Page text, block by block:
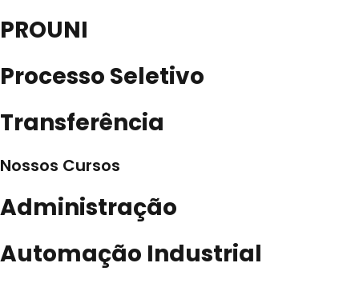
PROUNI
Processo Seletivo
Transferência
Nossos Cursos
Administração
Automação Industrial